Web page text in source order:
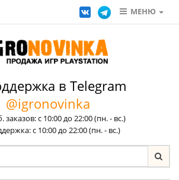
МЕНЮ
в Telegram
@igronovinka
заказов: с 10:00 до 22:00 (пн. - вс.)
с 10:00 до 22:00 (пн. - вс.)